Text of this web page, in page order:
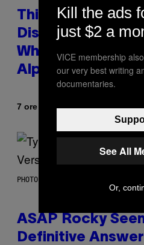
This Researcher
Discovered the
Whoop’ of Pop
Alpha Melody
7 ore fa DiLauren Boisvert
PHOTO BY MONICA SCHIPPER/GETTY
ASAP Rocky
Definitive
Kill the ads
just $2 a
VICE membership
our very best writing
documentaries.
See All
Or,